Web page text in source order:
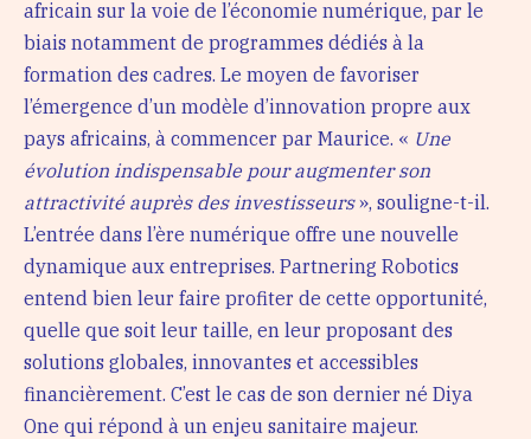
africain sur la voie de l’économie numérique, par le
biais notamment de programmes dédiés à la
formation des cadres. Le moyen de favoriser
l’émergence d’un modèle d’innovation propre aux
pays africains, à commencer par Maurice. « Une
évolution indispensable pour augmenter son
attractivité auprès des investisseurs», souligne-t-il.
L’entrée dans l’ère numérique offre une nouvelle
dynamique aux entreprises. Partnering Robotics
entend bien leur faire profiter de cette opportunité,
quelle que soit leur taille, en leur proposant des
solutions globales, innovantes et accessibles
financièrement. C’est le cas de son dernier né Diya
One qui répond à un enjeu sanitaire majeur.